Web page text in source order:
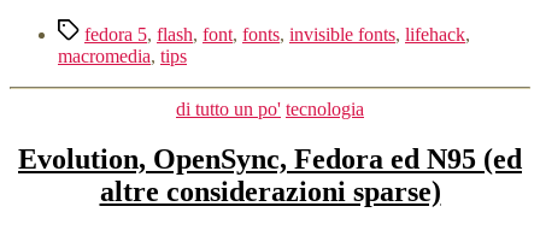
Tagfedora 5, flash, font, fonts, invisible fonts, lifehack,
macromedia, tips
Categorie
di tutto un po' tecnologia
Evolution, OpenSync, Fedora ed N95 (ed
altre considerazioni sparse)